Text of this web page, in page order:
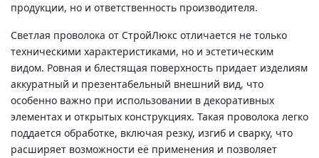
продукции, но и ответственность производителя.
Светлая проволока от СтройЛюкс отличается не только
техническими характеристиками, но и эстетическим
видом. Ровная и блестящая поверхность придает изделиям
аккуратный и презентабельный внешний вид, что
особенно важно при использовании в декоративных
элементах и открытых конструкциях. Такая проволока легко
поддается обработке, включая резку, изгиб и сварку, что
расширяет возможности её применения и позволяет